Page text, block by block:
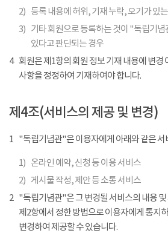
2) 등록 내용에 허위, 기재 누락, 오기가 있
3) 기타 회원으로 등록하는 것이 "독립기념
있다고 판단되는 경우
4
회원은 제1항의 회원 정보 기재 내용에 변경
사항을 정정하여 기재하여야 합니다.
제4조(서비스의 제공 및 변경)
1 "독립기념관"은 이용자에게 아래와 같은 서
1) 온라인 예약, 신청 등 이용 서비스
2) 게시물 작성, 제안 등 소통 서비스
2 "독립기념관"은 그 변경될 서비스의 내용 및
제2항에서 정한 방법으로 이용자에게 통지
변경하여 제공할 수 있습니다.